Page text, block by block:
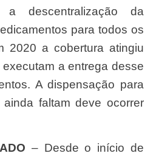
descentralização da
para todos os
2020 a cobertura atingiu
a entrega desse
A dispensação para
faltam deve ocorrer
– Desde o início de